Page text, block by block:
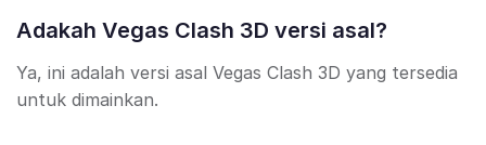
Adakah Vegas Clash 3D versi asal?
Ya, ini adalah versi asal Vegas Clash 3D yang tersedia
untuk dimainkan.